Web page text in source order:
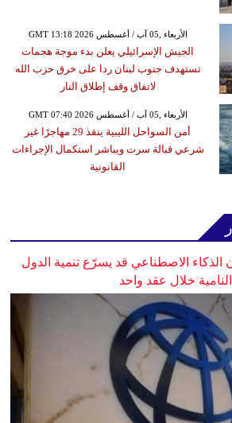
GMT 13:18 2026 الأربعاء ,05 آب / أغسطس
الجيش الإسرائيلي يعلن بدء موجة هجمات
تستهدف جنوب لبنان ردا على خرق حزب الله
لاتفاق وقف إطلاق النار
GMT 07:40 2026 الأربعاء ,05 آب / أغسطس
أمن السواحل الليبية ينقذ 29 مهاجرًا غير
شرعي قبالة سرت ويباشر استكمال الإجراءات
القانونية
الذكاء الاصطناعي قد يسرّع تنمية الدول
النامية خلال عقد واحد